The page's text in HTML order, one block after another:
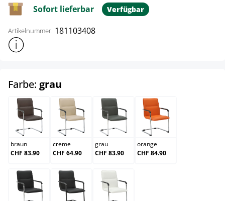
Sofort lieferbar Verfügbar
Artikelnummer: 181103408
Weitere Produktinformationen anzeigen
Farbe: grau
braun
braun
CHF 83.90
creme
creme
CHF 64.90
grau
grau
CHF 83.90
orange
orange
CHF 84.90
schwarz schwarz/schwarz
weiß